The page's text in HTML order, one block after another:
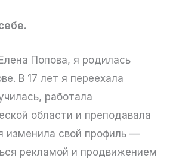
Попова, я родилась
В 17 лет я переехала
работала
области и преподавала
изменила свой профиль —
рекламой и продвижением